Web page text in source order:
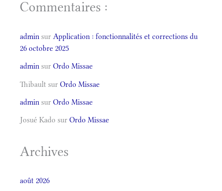
Commentaires :
admin sur Application : fonctionnalités et corrections du
26 octobre 2025
admin sur Ordo Missae
Thibault sur Ordo Missae
admin sur Ordo Missae
Josué Kado sur Ordo Missae
Archives
août 2026